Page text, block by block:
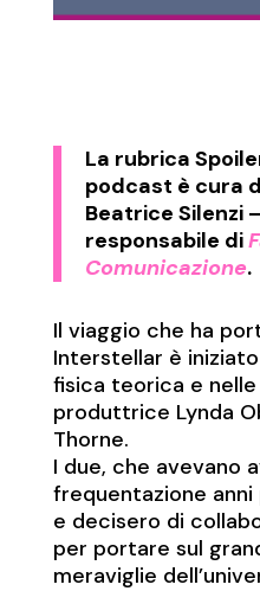
La rubrica
podcast è cura
Beatrice Silenzi
responsabile di
Comunicazione.
Il viaggio che ha
Interstellar è
fisica teorica e
produttrice Lynda
Thorne.
I due, che avevano
frequentazione
e decisero di
per portare sul
meraviglie